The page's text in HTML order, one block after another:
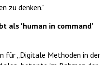
zu denken."
als 'human in command'
für „Digitale Methoden in der